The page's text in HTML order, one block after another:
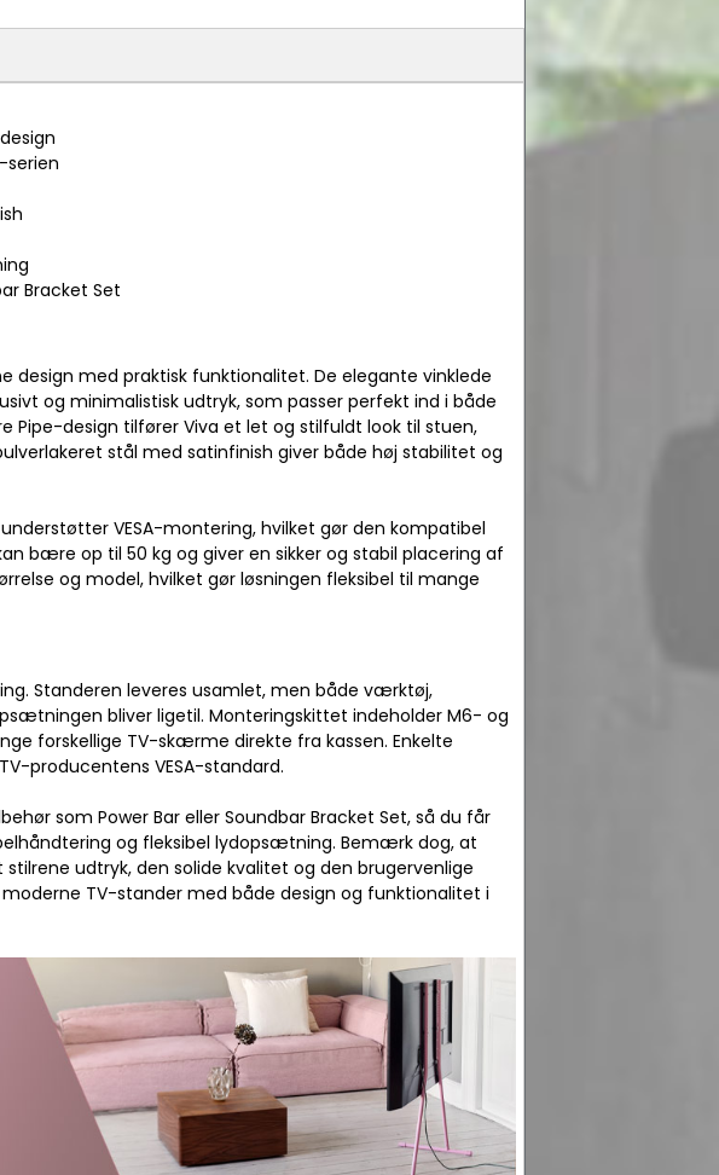
serien
Bracket Set
design med praktisk funktionalitet. De elegante vinklede
og minimalistisk udtryk, som passer perfekt ind i både
Pipe-design tilfører Viva et let og stilfuldt look til stuen,
stål med satinfinish giver både høj stabilitet og
VESA-montering, hvilket gør den kompatibel
bære op til 50 kg og giver en sikker og stabil placering af
og model, hvilket gør løsningen fleksibel til mange
Standeren leveres usamlet, men både værktøj,
bliver ligetil. Monteringskittet indeholder M6- og
forskellige TV-skærme direkte fra kassen. Enkelte
producentens VESA-standard.
som Power Bar eller Soundbar Bracket Set, så du får
og fleksibel lydopsætning. Bemærk dog, at
udtryk, den solide kvalitet og den brugervenlige
TV-stander med både design og funktionalitet i